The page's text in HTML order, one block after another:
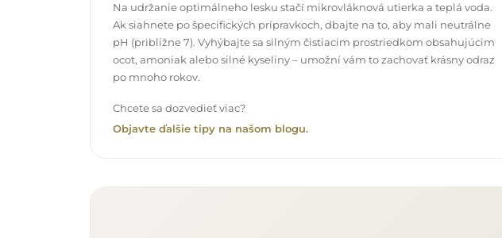
Na udržanie optimálneho lesku stačí mikrovláknová utierka a teplá voda.
Ak siahnete po špecifických prípravkoch, dbajte na to, aby mali neutrálne
pH (približne 7). Vyhýbajte sa silným čistiacim prostriedkom obsahujúcim
ocot, amoniak alebo silné kyseliny – umožní vám to zachovať krásny odraz
po mnoho rokov.
Chcete sa dozvedieť viac?
Objavte ďalšie tipy na našom blogu.